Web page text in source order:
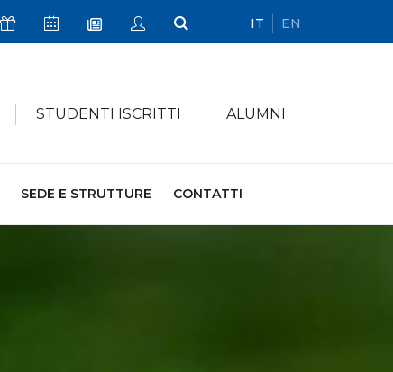
Icona SostieniciIcona Calendario Eventi
Icona Newsletter
Icona My Civica
Icona Cerca
IT EN
STUDENTI ISCRITTI ALUMNI
SEDE E STRUTTURE CONTATTI